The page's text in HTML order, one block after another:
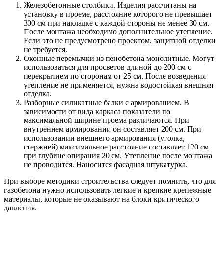
Железобетонные столбики. Изделия рассчитаны на
установку в проеме, расстояние которого не превышает
300 см при накладке с каждой стороны не менее 30 см.
После монтажа необходимо дополнительное утепление.
Если это не предусмотрено проектом, защитной отделки
не требуется.
Оконные перемычки из пенобетона монолитные. Могут
использоваться для просветов длиной до 200 см с
перекрытием по сторонам от 25 см. После возведения
утепление не применяется, нужна водостойкая внешняя
отделка.
Разборные силикатные балки с армированием. В
зависимости от вида каркаса показатели по
максимальной ширине проема различаются. При
внутреннем армировании он составляет 200 см. При
использовании внешнего армирования (уголка,
стержней) максимальное расстояние составляет 120 см
при глубине опирания 20 см. Утепление после монтажа
не проводится. Наносится фасадная штукатурка.
При выборе методики строительства следует помнить, что для
газобетона нужно использовать легкие и крепкие крепежные
материалы, которые не оказывают на блоки критического
давления.